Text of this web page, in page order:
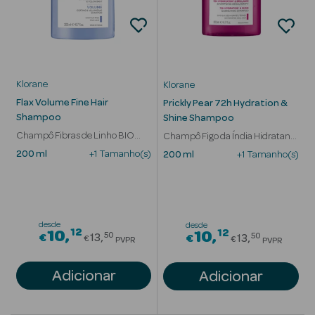
Iluminador
Pó
Primer
Bronzeador
Maquilhagem
Klorane
Flax Volume Fine Hair
Shampoo
Champô Fibras de Linho BIO
Volume Cabelo Fino
200 ml +1 Tamanho(s)
desde
€10 12Price reduced from
€13 50
PVPR
Adicionar
Klorane
Prickly Pear 72h Hydration &
Shine Shampoo
Champô Figo da Índia Hidratante
Cabelo Baço
200 ml +1 Tamanho(s)
desde
€10 12Price
€13 50
PVPR
Adicionar